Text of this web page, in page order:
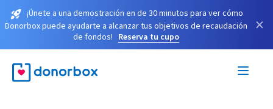
¡Únete a una demostración en de 30 minutos para ver cómo
Donorbox puede ayudarte a alcanzar tus objetivos de recaudación
de fondos!
Reserva tu cupo
×